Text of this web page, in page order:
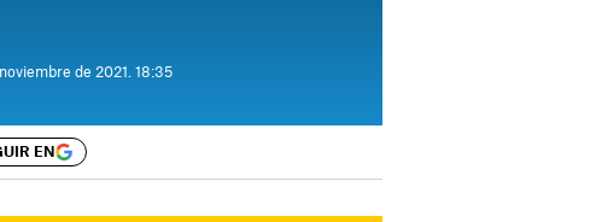
de 2021. 18:35
EN